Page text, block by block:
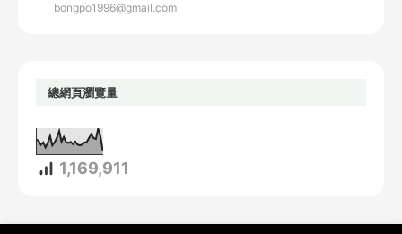
bongpo1996@gmail.com
總網頁瀏覽量
1,169,911